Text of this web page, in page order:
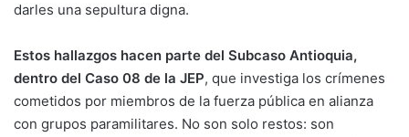
darles una sepultura digna.
Estos hallazgos hacen parte del Subcaso Antioquia,
dentro del Caso 08 de la JEP, que investiga los crímenes
cometidos por miembros de la fuerza pública en alianza
con grupos paramilitares. No son solo restos: son